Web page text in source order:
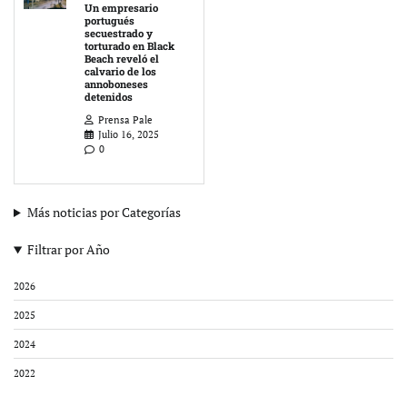
Un empresario
portugués
secuestrado y
torturado en Black
Beach reveló el
calvario de los
annoboneses
detenidos
Prensa Pale
Julio 16, 2025
0
Más noticias por Categorías
Filtrar por Año
2026
2025
2024
2022